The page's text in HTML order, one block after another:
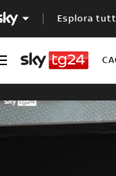
Esplora